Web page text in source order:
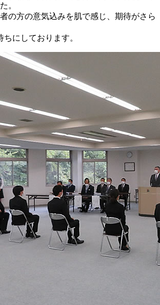
。
の方の意気込みを肌で感じ、期待がさら
にしております。